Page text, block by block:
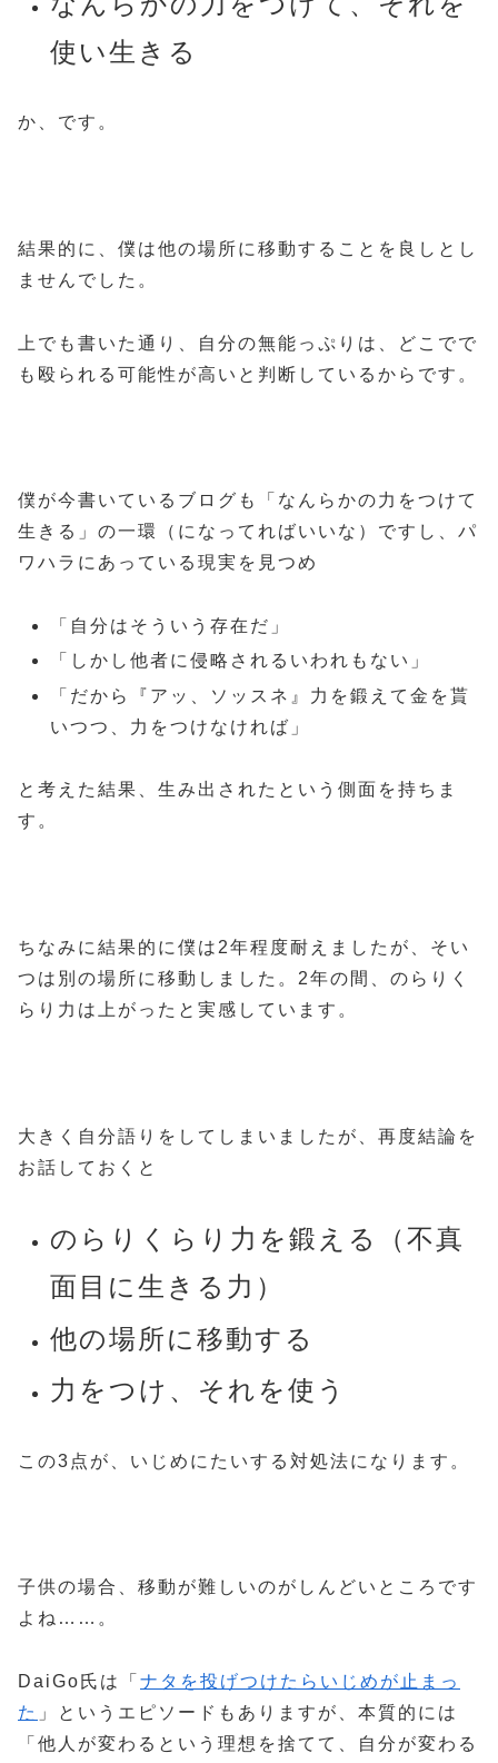
使い生きる
か、です。
結果的に、僕は他の場所に移動することを良しとし
ませんでした。
上でも書いた通り、自分の無能っぷりは、どこでで
も殴られる可能性が高いと判断しているからです。
僕が今書いているブログも「なんらかの力をつけて
生きる」の一環（になってればいいな）ですし、パ
ワハラにあっている現実を見つめ
「自分はそういう存在だ」
「しかし他者に侵略されるいわれもない」
「だから『アッ、ソッスネ』力を鍛えて金を貰
いつつ、力をつけなければ」
と考えた結果、生み出されたという側面を持ちま
す。
ちなみに結果的に僕は2年程度耐えましたが、そい
つは別の場所に移動しました。2年の間、のらりく
らり力は上がったと実感しています。
大きく自分語りをしてしまいましたが、再度結論を
お話しておくと
のらりくらり力を鍛える（不真
面目に生きる力）
他の場所に移動する
力をつけ、それを使う
この3点が、いじめにたいする対処法になります。
子供の場合、移動が難しいのがしんどいところです
よね……。
DaiGo氏は「 ナタを投げつけたらいじめが止まっ
た 」というエピソードもありますが、本質的には
「他人が変わるという理想を捨てて、自分が変わる